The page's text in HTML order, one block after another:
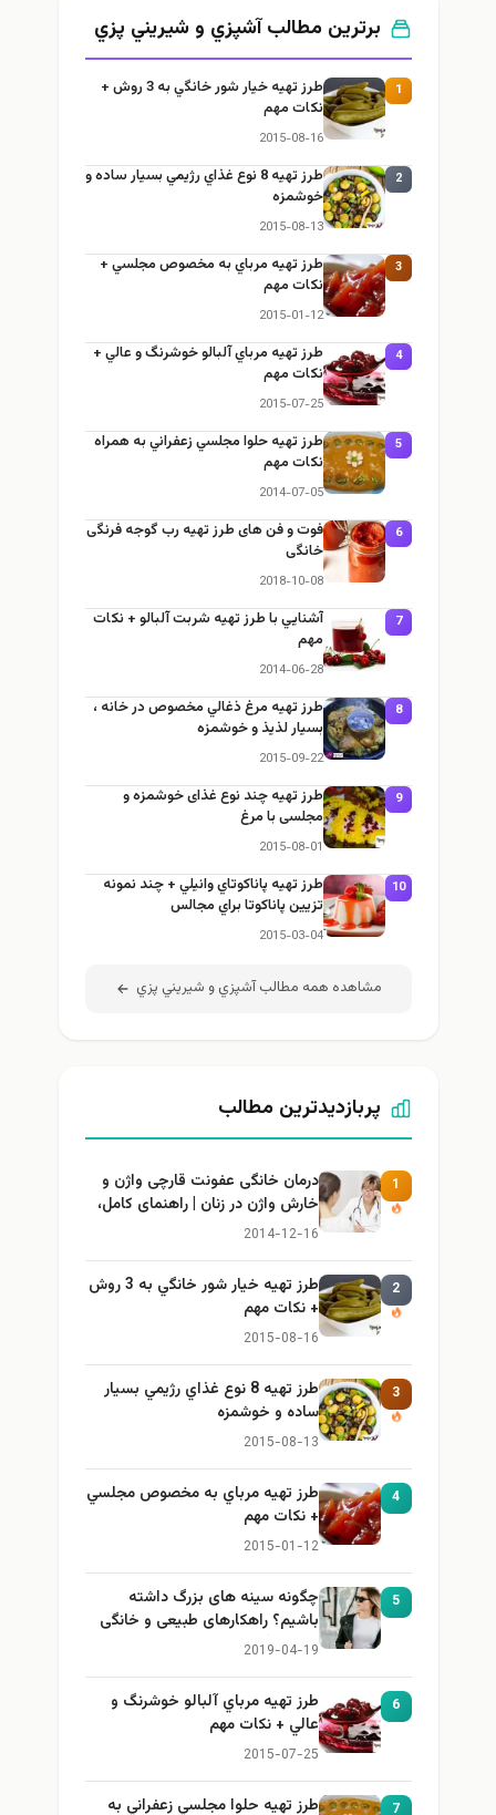
برترین مطالب آشپزي و شيريني پزي
1
طرز تهيه خیار شور خانگي به 3 روش +
نكات مهم
2015-08-16
2
طرز تهيه 8 نوع غذاي رژيمي بسيار ساده و
خوشمزه
2015-08-13
3
طرز تهيه مرباي به مخصوص مجلسي +
نكات مهم
2015-01-12
4
طرز تهيه مرباي آلبالو خوشرنگ و عالي +
نكات مهم
2015-07-25
5
طرز تهيه حلوا مجلسي زعفراني به همراه
نكات مهم
2014-07-05
6
فوت و فن های طرز تهیه رب گوجه فرنگی
خانگی
2018-10-08
7
آشنايي با طرز تهيه شربت آلبالو + نكات
مهم
2014-06-28
8
طرز تهيه مرغ ذغالي مخصوص در خانه ،
بسيار لذيذ و خوشمزه
2015-09-22
9
طرز تهيه چند نوع غذای خوشمزه و
مجلسی با مرغ
2015-08-01
10
طرز تهيه پاناكوتاي وانيلي + چند نمونه
تزيين پاناكوتا براي مجالس
2015-03-04
مشاهده همه مطالب آشپزي و شيريني پزي
پربازدیدترین مطالب
1
درمان خانگی عفونت قارچی واژن و
خارش واژن در زنان | راهنمای کامل،
ایمن و کاربردی
2014-12-16
2
طرز تهيه خیار شور خانگي به 3 روش
+ نكات مهم
2015-08-16
3
طرز تهيه 8 نوع غذاي رژيمي بسيار
ساده و خوشمزه
2015-08-13
4
طرز تهيه مرباي به مخصوص مجلسي
+ نكات مهم
2015-01-12
5
چگونه سینه های بزرگ داشته
باشیم؟ راهکارهای طبیعی و خانگی
برای بزرگ کردن سینه
2019-04-19
6
طرز تهيه مرباي آلبالو خوشرنگ و
عالي + نكات مهم
2015-07-25
7 طرز تهيه حلوا مجلسي زعفراني به